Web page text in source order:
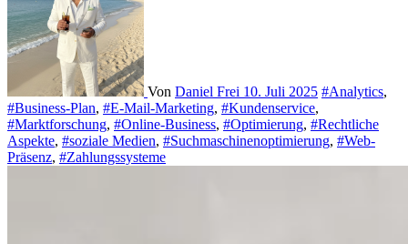
Von Daniel Frei 10. Juli 2025 #Analytics,
#Business-Plan, #E-Mail-Marketing, #Kundenservice,
#Marktforschung, #Online-Business, #Optimierung, #Rechtliche
Aspekte, #soziale Medien, #Suchmaschinenoptimierung, #Web-
Präsenz, #Zahlungssysteme